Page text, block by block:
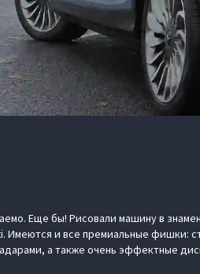
Еще бы! Рисовали машину в
Имеются и все премиальные фишки:
а также очень эффектные